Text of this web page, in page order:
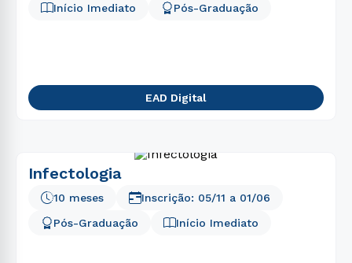
Início Imediato Pós-Graduação
EAD Digital
Infectologia
10 meses
Pós-Graduação
Início Imediato
Inscrição: 05/11 a 01/06